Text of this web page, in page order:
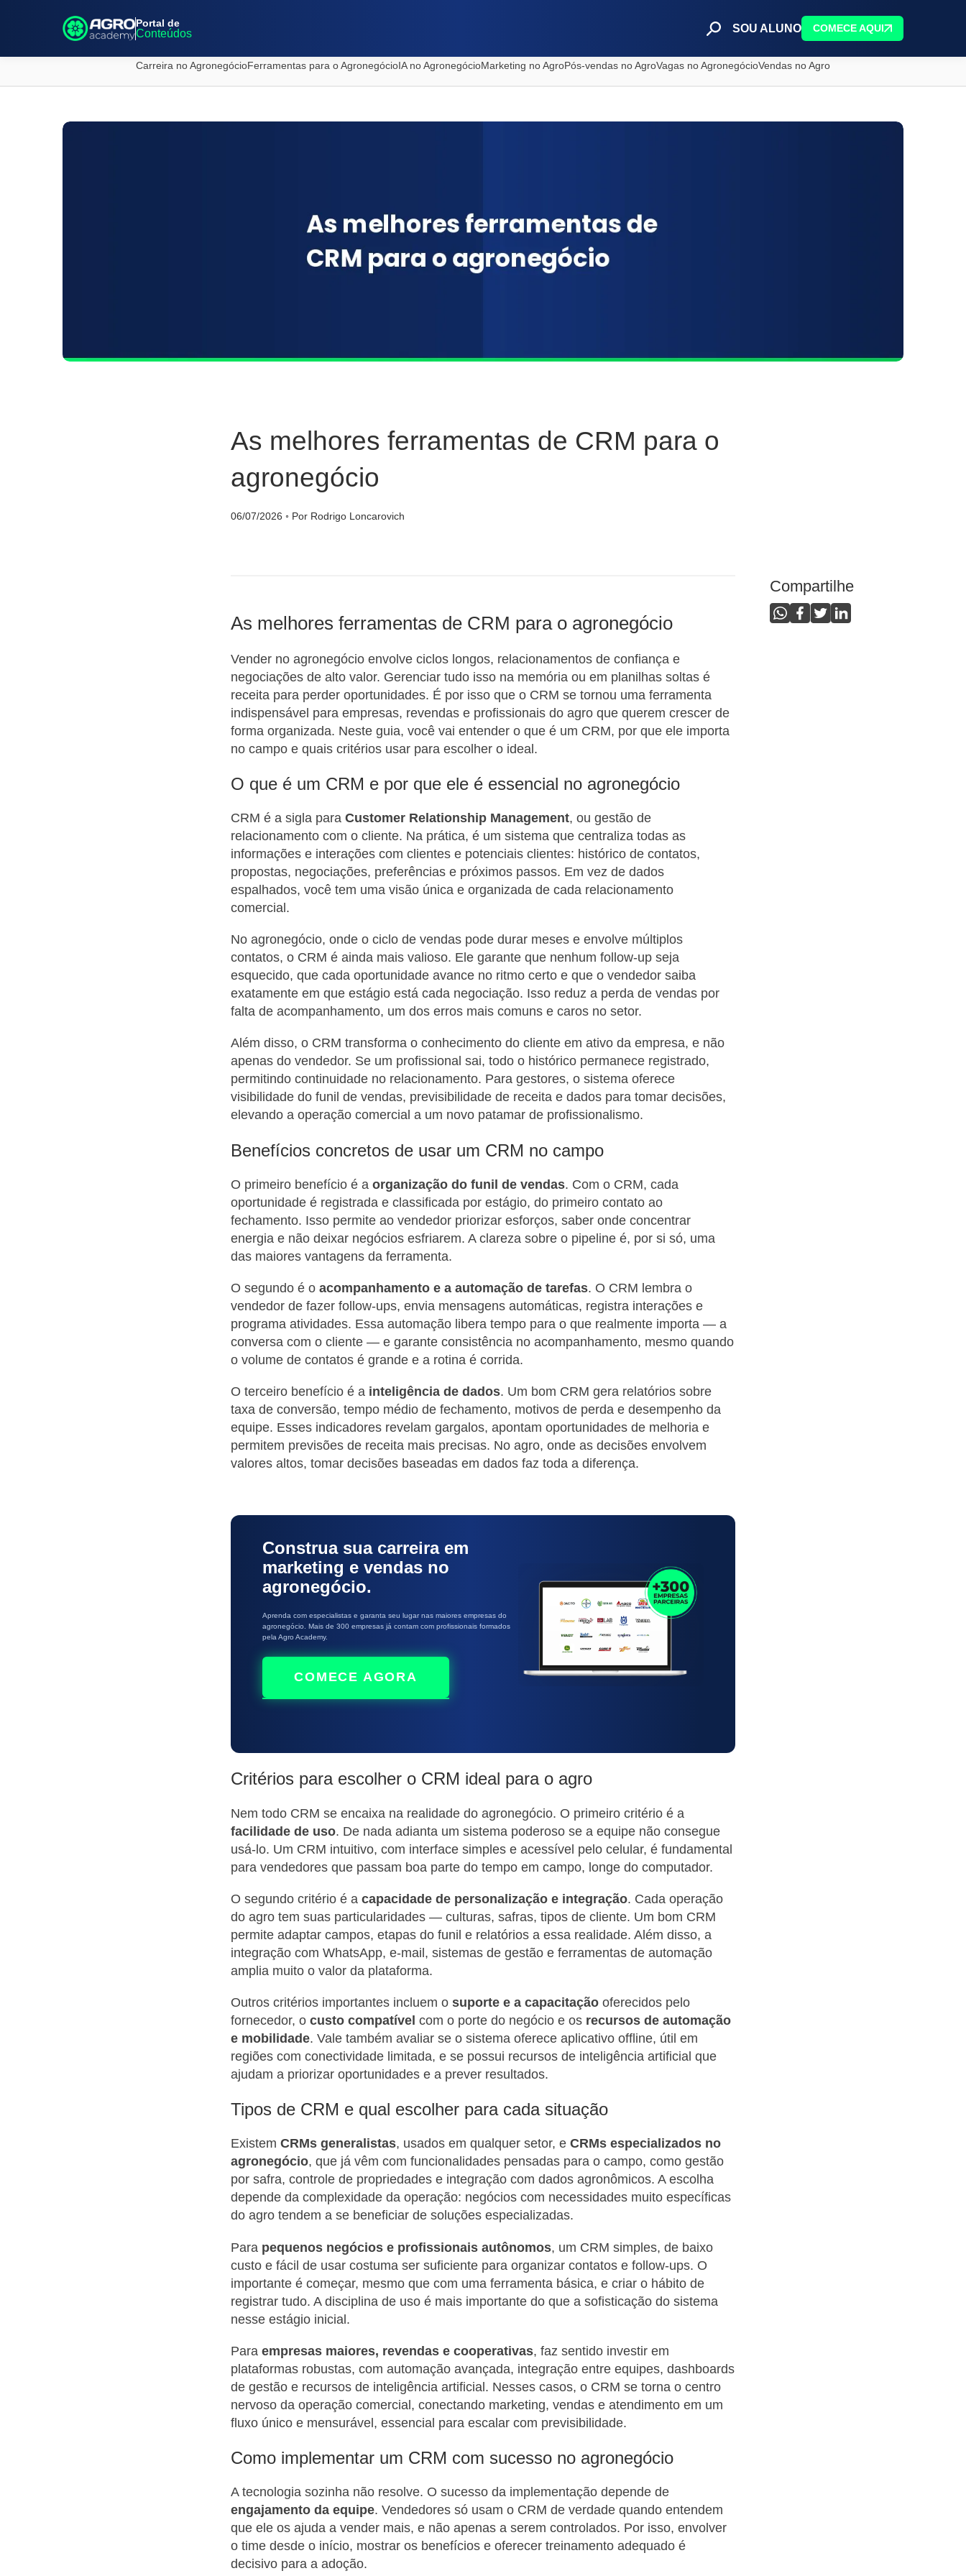
Portal de
Conteúdos SOU ALUNO COMECE AQUI
Carreira no AgronegócioFerramentas para o AgronegócioIA no AgronegócioMarketing no AgroPós-vendas no AgroVagas no AgronegócioVendas no Agro
As melhores ferramentas de CRM para o
agronegócio
06/07/2026 ◦ Por Rodrigo Loncarovich
As melhores ferramentas de CRM para o agronegócio
Vender no agronegócio envolve ciclos longos, relacionamentos de confiança e
negociações de alto valor. Gerenciar tudo isso na memória ou em planilhas soltas é
receita para perder oportunidades. É por isso que o CRM se tornou uma ferramenta
indispensável para empresas, revendas e profissionais do agro que querem crescer de
forma organizada. Neste guia, você vai entender o que é um CRM, por que ele importa
no campo e quais critérios usar para escolher o ideal.
O que é um CRM e por que ele é essencial no agronegócio
CRM é a sigla paraCustomer Relationship Management, ou gestão de
relacionamento com o cliente. Na prática, é um sistema que centraliza todas as
informações e interações com clientes e potenciais clientes: histórico de contatos,
propostas, negociações, preferências e próximos passos. Em vez de dados
espalhados, você tem uma visão única e organizada de cada relacionamento
comercial.
No agronegócio, onde o ciclo de vendas pode durar meses e envolve múltiplos
contatos, o CRM é ainda mais valioso. Ele garante que nenhum follow-up seja
esquecido, que cada oportunidade avance no ritmo certo e que o vendedor saiba
exatamente em que estágio está cada negociação. Isso reduz a perda de vendas por
falta de acompanhamento, um dos erros mais comuns e caros no setor.
Além disso, o CRM transforma o conhecimento do cliente em ativo da empresa, e não
apenas do vendedor. Se um profissional sai, todo o histórico permanece registrado,
permitindo continuidade no relacionamento. Para gestores, o sistema oferece
visibilidade do funil de vendas, previsibilidade de receita e dados para tomar decisões,
elevando a operação comercial a um novo patamar de profissionalismo.
Benefícios concretos de usar um CRM no campo
O primeiro benefício é aorganização do funil de vendas. Com o CRM, cada
oportunidade é registrada e classificada por estágio, do primeiro contato ao
fechamento. Isso permite ao vendedor priorizar esforços, saber onde concentrar
energia e não deixar negócios esfriarem. A clareza sobre o pipeline é, por si só, uma
das maiores vantagens da ferramenta.
O segundo é oacompanhamento e a automação de tarefas. O CRM lembra o
vendedor de fazer follow-ups, envia mensagens automáticas, registra interações e
programa atividades. Essa automação libera tempo para o que realmente importa — a
conversa com o cliente — e garante consistência no acompanhamento, mesmo quando
o volume de contatos é grande e a rotina é corrida.
O terceiro benefício é a inteligência de dados. Um bom CRM gera relatórios sobre
taxa de conversão, tempo médio de fechamento, motivos de perda e desempenho da
equipe. Esses indicadores revelam gargalos, apontam oportunidades de melhoria e
permitem previsões de receita mais precisas. No agro, onde as decisões envolvem
valores altos, tomar decisões baseadas em dados faz toda a diferença.
Construa sua carreira em
marketing e vendas no
agronegócio.
Aprenda com especialistas e garanta seu lugar nas maiores empresas do
agronegócio. Mais de 300 empresas já contam com profissionais formados
pela Agro Academy.
COMECE AGORA
Critérios para escolher o CRM ideal para o agro
Nem todo CRM se encaixa na realidade do agronegócio. O primeiro critério é a
facilidade de uso. De nada adianta um sistema poderoso se a equipe não consegue
usá-lo. Um CRM intuitivo, com interface simples e acessível pelo celular, é fundamental
para vendedores que passam boa parte do tempo em campo, longe do computador.
O segundo critério é acapacidade de personalização e integração. Cada operação
do agro tem suas particularidades — culturas, safras, tipos de cliente. Um bom CRM
permite adaptar campos, etapas do funil e relatórios a essa realidade. Além disso, a
integração com WhatsApp, e-mail, sistemas de gestão e ferramentas de automação
amplia muito o valor da plataforma.
Outros critérios importantes incluem osuporte e a capacitação oferecidos pelo
fornecedor, ocusto compatível com o porte do negócio e os recursos de automação
e mobilidade. Vale também avaliar se o sistema oferece aplicativo offline, útil em
regiões com conectividade limitada, e se possui recursos de inteligência artificial que
ajudam a priorizar oportunidades e a prever resultados.
Tipos de CRM e qual escolher para cada situação
ExistemCRMs generalistas, usados em qualquer setor, eCRMs especializados no
agronegócio, que já vêm com funcionalidades pensadas para o campo, como gestão
por safra, controle de propriedades e integração com dados agronômicos. A escolha
depende da complexidade da operação: negócios com necessidades muito específicas
do agro tendem a se beneficiar de soluções especializadas.
Para pequenos negócios e profissionais autônomos, um CRM simples, de baixo
custo e fácil de usar costuma ser suficiente para organizar contatos e follow-ups. O
importante é começar, mesmo que com uma ferramenta básica, e criar o hábito de
registrar tudo. A disciplina de uso é mais importante do que a sofisticação do sistema
nesse estágio inicial.
Paraempresas maiores, revendas e cooperativas, faz sentido investir em
plataformas robustas, com automação avançada, integração entre equipes, dashboards
de gestão e recursos de inteligência artificial. Nesses casos, o CRM se torna o centro
nervoso da operação comercial, conectando marketing, vendas e atendimento em um
fluxo único e mensurável, essencial para escalar com previsibilidade.
Como implementar um CRM com sucesso no agronegócio
A tecnologia sozinha não resolve. O sucesso da implementação depende de
engajamento da equipe. Vendedores só usam o CRM de verdade quando entendem
que ele os ajuda a vender mais, e não apenas a serem controlados. Por isso, envolver
o time desde o início, mostrar os benefícios e oferecer treinamento adequado é
decisivo para a adoção.
Compartilhe